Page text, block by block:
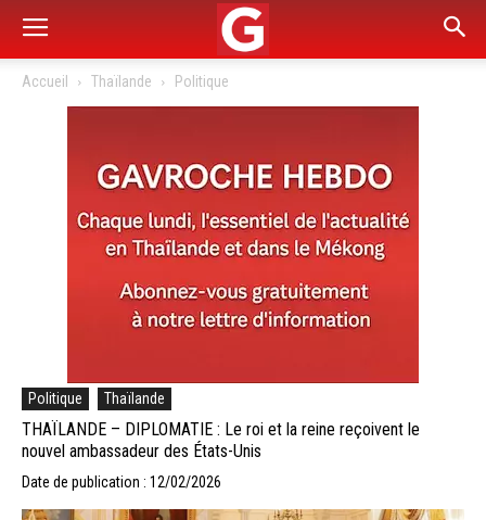
Accueil Thaïlande Politique
Politique Thaïlande
THAÏLANDE – DIPLOMATIE : Le roi et la reine reçoivent le
nouvel ambassadeur des États-Unis
Date de publication : 12/02/2026